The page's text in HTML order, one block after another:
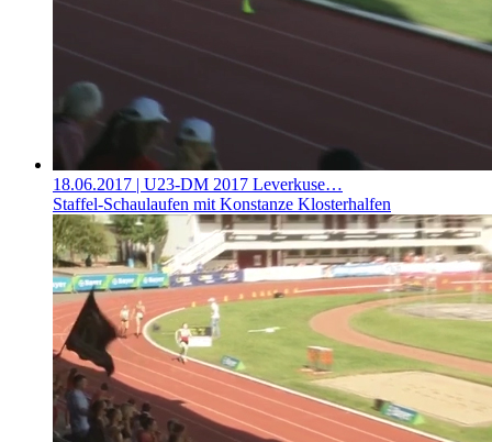
18.06.2017 | U23-DM 2017 Leverkuse…
Staffel-Schaulaufen mit Konstanze Klosterhalfen